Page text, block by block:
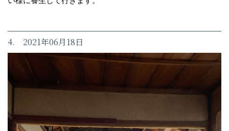
4. 2021年06月18日